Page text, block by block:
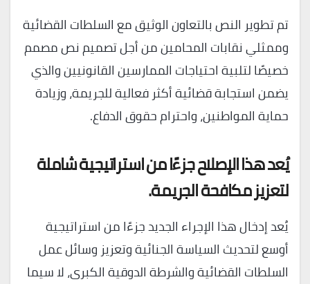
تم تطوير النص بالتعاون الوثيق مع السلطات القضائية
وممثلي نقابات المحامين من أجل تصميم نص مصمم
خصيصًا لتلبية احتياجات الممارسين القانونيين والذي
يضمن استجابة قضائية أكثر فعالية للجريمة، وزيادة
حماية المواطنين، واحترام حقوق الدفاع.
يُعد هذا الإصلاح جزءًا من استراتيجية شاملة
لتعزيز مكافحة الجريمة.
يُعد إدخال هذا الإجراء الجديد جزءًا من استراتيجية
أوسع لتحديث السياسة الجنائية وتعزيز وسائل عمل
السلطات القضائية والشرطة الدوقية الكبرى، لا سيما